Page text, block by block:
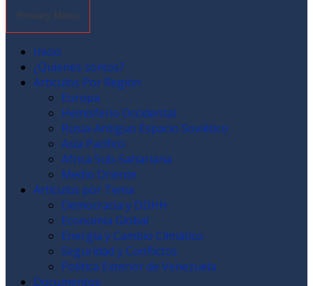
Primary Menu
Inicio
¿Quienes somos?
Articulos Por Región
Europa
Hemisferio Occidental
Rusia-Antiguo Espacio Soviético
Asia Pacífico
Africa Sub-Sahariana
Medio Oriente
Artículos por Tema
Democracia y DDHH
Economía Global
Energía y Cambio Climático
Seguridad y Conflictos
Política Exterior de Venezuela
Documentos